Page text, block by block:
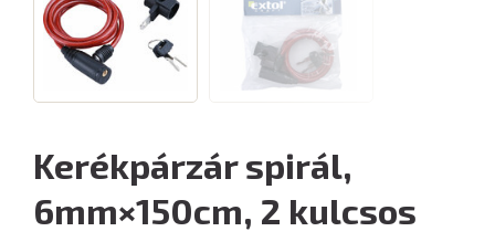
Kerékpárzár spirál,
6mm×150cm, 2 kulcsos